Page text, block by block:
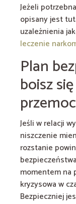
Jeżeli
opisany jest
uzależnienia
leczenie
Plan
boisz
Jeśli w relacji
niszczenie
rozstanie
momentem na
kryzysowa w
Bezpieczniej